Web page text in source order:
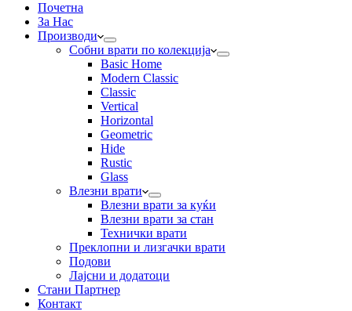
Почетна
За Нас
Производи
Собни врати по колекција
Basic Home
Modern Classic
Classic
Vertical
Horizontal
Geometric
Hide
Rustic
Glass
Влезни врати
Влезни врати за куќи
Влезни врати за стан
Технички врати
Преклопни и лизгачки врати
Подови
Лајсни и додатоци
Стани Партнер
Контакт